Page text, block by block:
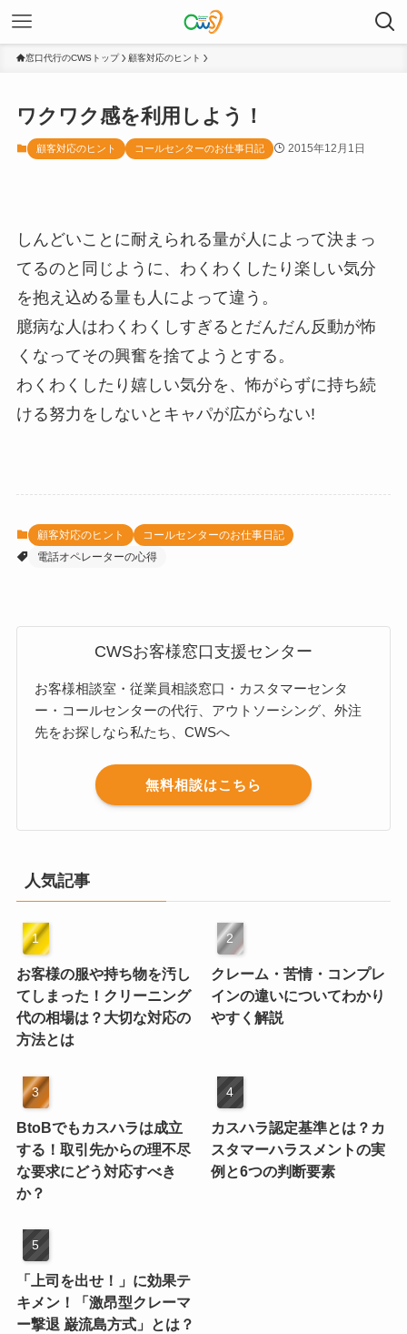
窓口代行のCWSトップ 顧客対応のヒント
ワクワク感を利用しよう！
顧客対応のヒント コールセンターのお仕事日記 2015年12月1日
しんどいことに耐えられる量が人によって決まっ
てるのと同じように、わくわくしたり楽しい気分
を抱え込める量も人によって違う。
臆病な人はわくわくしすぎるとだんだん反動が怖
くなってその興奮を捨てようとする。
わくわくしたり嬉しい気分を、怖がらずに持ち続
ける努力をしないとキャパが広がらない!
顧客対応のヒント
コールセンターのお仕事日記
電話オペレーターの心得
CWSお客様窓口支援センター
お客様相談室・従業員相談窓口・カスタマーセンタ
ー・コールセンターの代行、アウトソーシング、外注
先をお探しなら私たち、CWSへ
無料相談はこちら
人気記事
お客様の服や持ち物を汚し
てしまった！クリーニング
代の相場は？大切な対応の
方法とは
クレーム・苦情・コンプレ
インの違いについてわかり
やすく解説
BtoBでもカスハラは成立
する！取引先からの理不尽
な要求にどう対応すべき
か？
カスハラ認定基準とは？カ
スタマーハラスメントの実
例と6つの判断要素
「上司を出せ！」に効果テ
キメン！「激昂型クレーマ
ー撃退 巌流島方式」とは？